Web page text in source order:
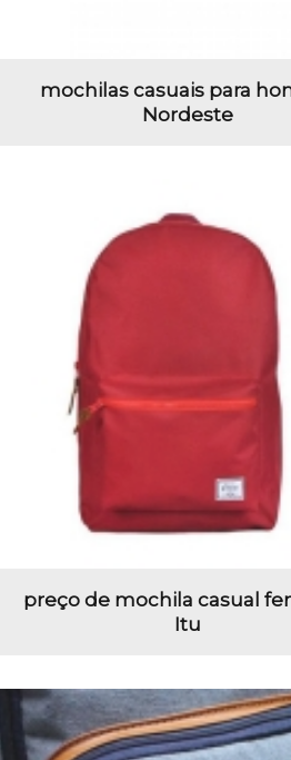
mochilas casuais para
Nordeste
preço de mochila casual
Itu